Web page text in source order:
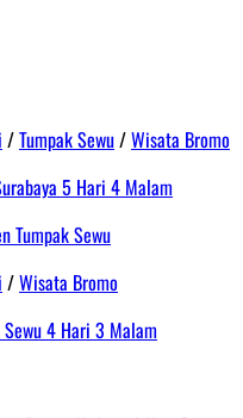
/Tumpak Sewu/Wisata Bromo
5 Hari 4 Malam
/Wisata Bromo
4 Hari 3 Malam